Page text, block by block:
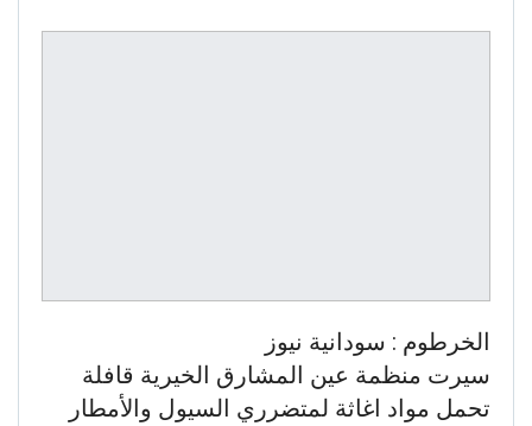
الخرطوم : سودانية نيوز
سيرت منظمة عين المشارق الخيرية قافلة
تحمل مواد اغاثة لمتضرري السيول والأمطار